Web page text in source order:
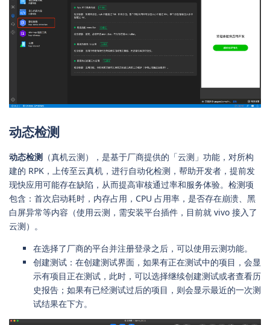
动态检测
动态检测 （真机云测），是基于厂商提供的「云测」功能，对所构
建的 RPK，上传至云真机，进行自动化检测，帮助开发者，提前发
现快应用可能存在缺陷，从而提高审核通过率和服务体验。检测项
包含：首次启动耗时，内存占用，CPU 占用率，是否存在崩溃、黑
白屏异常等内容（使用云测，需安装平台插件，目前就 vivo 接入了
云测）。
在选择了厂商的平台并注册登录之后，可以使用云测功能。
创建测试：在创建测试界面，如果有正在测试中的项目，会显
示有项目正在测试，此时，可以选择继续创建测试或者查看历
史报告；如果有已经测试过后的项目，则会显示最近的一次测
试结果在下方。